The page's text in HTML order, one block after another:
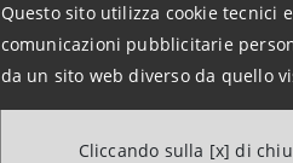
Questo sito utilizza cookie tecnici
comunicazioni pubblicitarie
da un sito web diverso da quello
Cliccando sulla [x] di
Country Manager di
precisione dal quale
inefficienze. Grazie a